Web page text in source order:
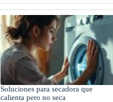
Soluciones para secadora que
calienta pero no seca